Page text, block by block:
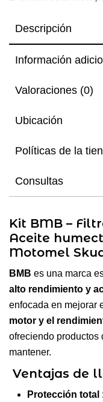
Descripción
Información
Valoraciones (0)
Ubicación
Políticas de la
Consultas
Kit BMB –
Aceite
Motomel
BMB es una marca
alto rendimiento y
enfocada en mejorar
motor y el
ofreciendo productos
mantener.
Ventajas de
Protección total